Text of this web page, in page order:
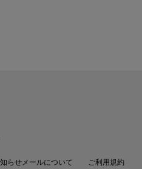
らせメールについて ご利用規約